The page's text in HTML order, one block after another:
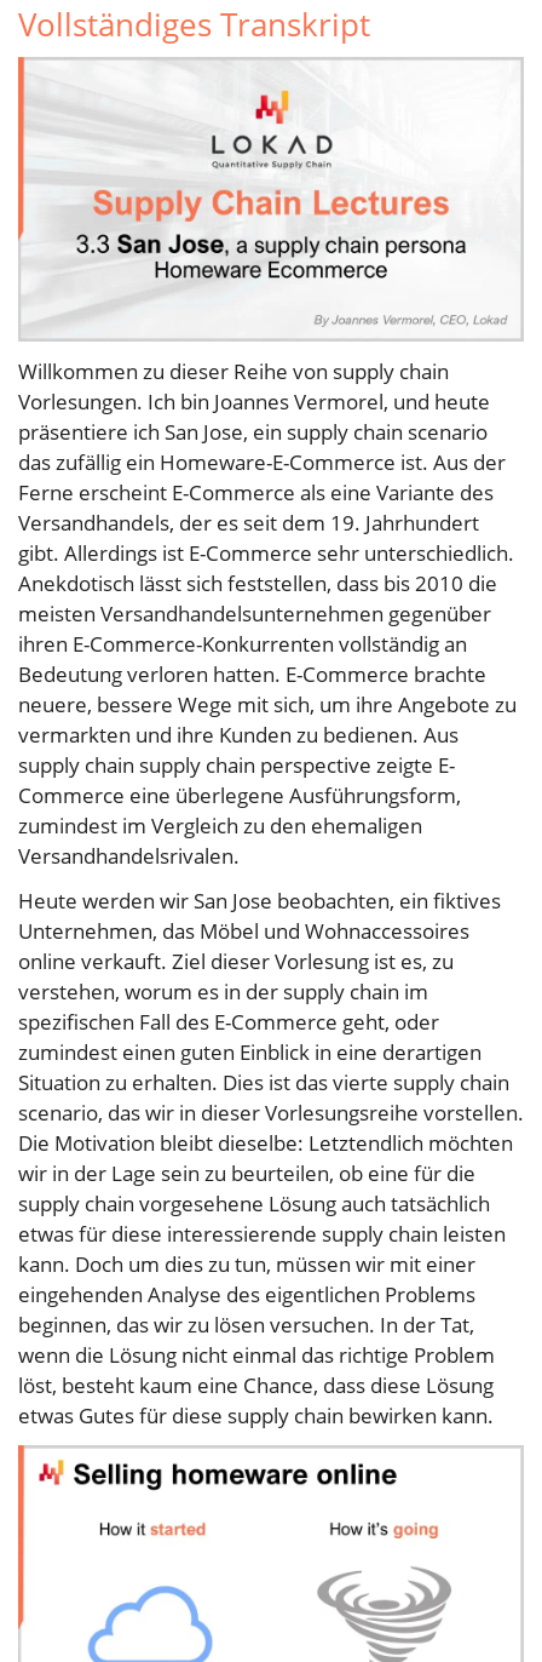
Vollständiges Transkript
Willkommen zu dieser Reihe von supply chain
Vorlesungen. Ich bin Joannes Vermorel, und heute
präsentiere ich San Jose, ein supply chain scenario
das zufällig ein Homeware-E-Commerce ist. Aus der
Ferne erscheint E-Commerce als eine Variante des
Versandhandels, der es seit dem 19. Jahrhundert
gibt. Allerdings ist E-Commerce sehr unterschiedlich.
Anekdotisch lässt sich feststellen, dass bis 2010 die
meisten Versandhandelsunternehmen gegenüber
ihren E-Commerce-Konkurrenten vollständig an
Bedeutung verloren hatten. E-Commerce brachte
neuere, bessere Wege mit sich, um ihre Angebote zu
vermarkten und ihre Kunden zu bedienen. Aus
supply chain supply chain perspective zeigte E-
Commerce eine überlegene Ausführungsform,
zumindest im Vergleich zu den ehemaligen
Versandhandelsrivalen.
Heute werden wir San Jose beobachten, ein fiktives
Unternehmen, das Möbel und Wohnaccessoires
online verkauft. Ziel dieser Vorlesung ist es, zu
verstehen, worum es in der supply chain im
spezifischen Fall des E-Commerce geht, oder
zumindest einen guten Einblick in eine derartigen
Situation zu erhalten. Dies ist das vierte supply chain
scenario, das wir in dieser Vorlesungsreihe vorstellen.
Die Motivation bleibt dieselbe: Letztendlich möchten
wir in der Lage sein zu beurteilen, ob eine für die
supply chain vorgesehene Lösung auch tatsächlich
etwas für diese interessierende supply chain leisten
kann. Doch um dies zu tun, müssen wir mit einer
eingehenden Analyse des eigentlichen Problems
beginnen, das wir zu lösen versuchen. In der Tat,
wenn die Lösung nicht einmal das richtige Problem
löst, besteht kaum eine Chance, dass diese Lösung
etwas Gutes für diese supply chain bewirken kann.